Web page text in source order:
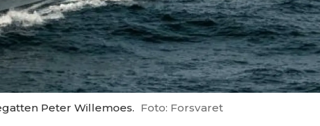
Peter Willemoes. Foto: Forsvaret